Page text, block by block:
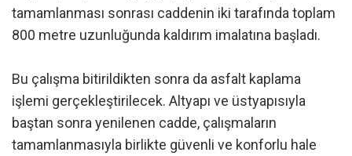
tamamlanması sonrası caddenin iki tarafında toplam
800 metre uzunluğunda kaldırım imalatına başladı.
Bu çalışma bitirildikten sonra da asfalt kaplama
işlemi gerçekleştirilecek. Altyapı ve üstyapısıyla
baştan sonra yenilenen cadde, çalışmaların
tamamlanmasıyla birlikte güvenli ve konforlu hale